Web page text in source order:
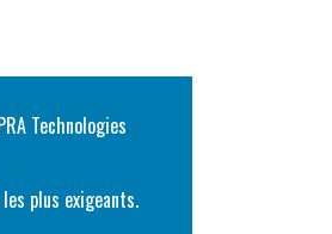
Technologies
plus exigeants.